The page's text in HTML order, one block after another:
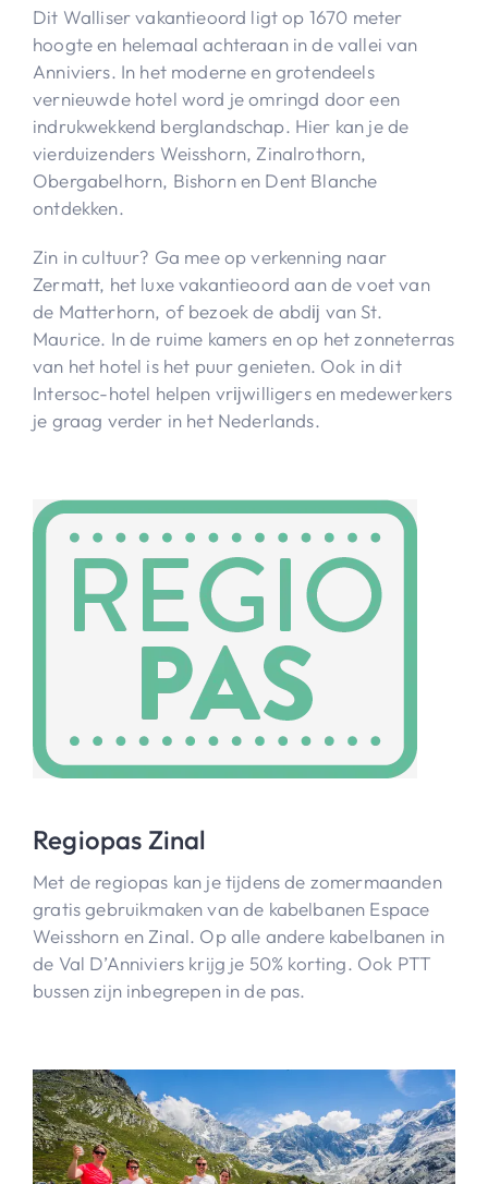
Dit Walliser vakantieoord ligt op 1670 meter
hoogte en helemaal achteraan in de vallei van
Anniviers. In het moderne en grotendeels
vernieuwde hotel word je omringd door een
indrukwekkend berglandschap. Hier kan je de
vierduizenders Weisshorn, Zinalrothorn,
Obergabelhorn, Bishorn en Dent Blanche
ontdekken.
Zin in cultuur? Ga mee op verkenning naar
Zermatt, het luxe vakantieoord aan de voet van
de Matterhorn, of bezoek de abdĳ van St.
Maurice. In de ruime kamers en op het zonneterras
van het hotel is het puur genieten. Ook in dit
Intersoc-hotel helpen vrĳwilligers en medewerkers
je graag verder in het Nederlands.
Regiopas Zinal
Met de regiopas kan je tijdens de zomermaanden
gratis gebruikmaken van de kabelbanen Espace
Weisshorn en Zinal. Op alle andere kabelbanen in
de Val D’Anniviers krijg je 50% korting. Ook PTT
bussen zijn inbegrepen in de pas.